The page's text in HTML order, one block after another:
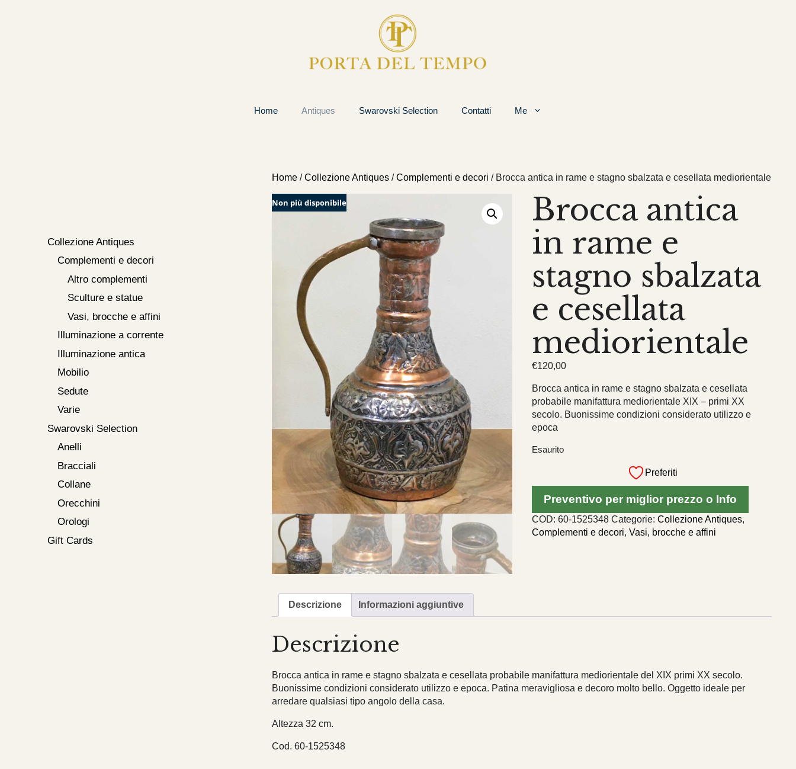
Home Antiques Swarovski Selection Contatti Me
Home /Collezione Antiques /Complementi e decori / Brocca antica in rame e stagno sbalzata e cesellata mediorientale
Non più disponibile
Brocca antica
in rame e
stagno sbalzata
e cesellata
mediorientale
€120,00
Brocca antica in rame e stagno sbalzata e cesellata
probabile manifattura mediorientale XIX – primi XX
secolo. Buonissime condizioni considerato utilizzo e
epoca
Esaurito
Preferiti
Preventivo per miglior prezzo o Info
COD:60-1525348 Categorie:Collezione Antiques,
Complementi e decori,Vasi, brocche e affini
Descrizione Informazioni aggiuntive
Descrizione
Brocca antica in rame e stagno sbalzata e cesellata probabile manifattura mediorientale del XIX primi XX secolo.
Buonissime condizioni considerato utilizzo e epoca. Patina meravigliosa e decoro molto bello. Oggetto ideale per
arredare qualsiasi tipo angolo della casa.
Altezza 32 cm.
Cod. 60-1525348
Collezione Antiques
Complementi e decori
Altro complementi
Sculture e statue
Vasi, brocche e affini
Illuminazione a corrente
Illuminazione antica
Mobilio
Sedute
Varie
Swarovski Selection
Anelli
Bracciali
Collane
Orecchini
Orologi
Gift Cards